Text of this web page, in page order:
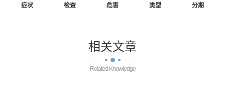
症状 检查 危害 类型 分期
相关文章
Related Knowledge